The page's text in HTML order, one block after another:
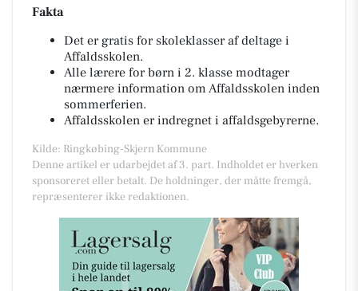
Fakta
Det er gratis for skoleklasser af deltage i
Affaldsskolen.
Alle lærere for børn i 2. klasse modtager
nærmere information om Affaldsskolen inden
sommerferien.
Affaldsskolen er indregnet i affaldsgebyrerne.
Kilde: Ringkøbing-Skjern Kommune
Denne artikel er udarbejdet af 3. part. Indholdet er hverken
sponsoreret eller betalt. De holdninger, der måtte fremgå,
repræsenterer ikke redaktionen.